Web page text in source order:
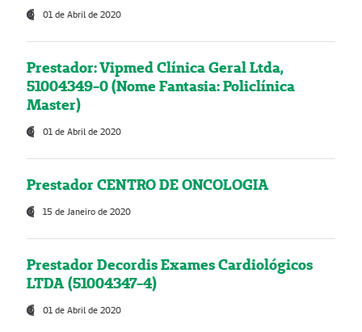
01 de Abril de 2020
Prestador: Vipmed Clínica Geral Ltda,
51004349-0 (Nome Fantasia: Policlínica
Master)
01 de Abril de 2020
Prestador CENTRO DE ONCOLOGIA
15 de Janeiro de 2020
Prestador Decordis Exames Cardiológicos
LTDA (51004347-4)
01 de Abril de 2020